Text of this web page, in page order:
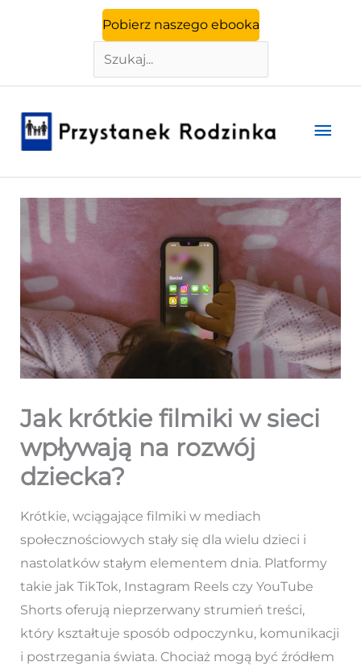
Pobierz naszego ebooka
Szukaj
Jak krótkie filmiki w sieci
wpływają na rozwój
dziecka?
Krótkie, wciągające filmiki w mediach
społecznościowych stały się dla wielu dzieci i
nastolatków stałym elementem dnia. Platformy
takie jak TikTok, Instagram Reels czy YouTube
Shorts oferują nieprzerwany strumień treści,
który kształtuje sposób odpoczynku, komunikacji
i postrzegania świata. Chociaż mogą być źródłem